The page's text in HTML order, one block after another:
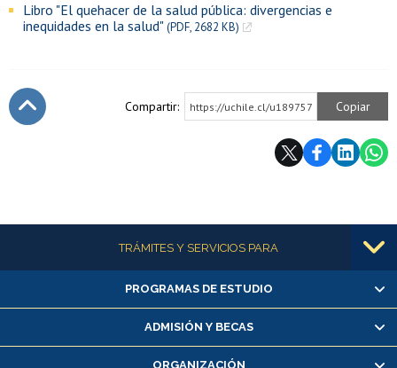
Libro "El quehacer de la salud pública: divergencias e
inequidades en la salud"(PDF, 2682 KB)
Compartir: https://uchile.cl/u189757 Copiar
Más informaciónTRÁMITES Y SERVICIOS PARA
Alumnas/os y exalumnas/os
Matrícula en línea
Inscripción y cambio de asignaturas
PROGRAMAS DE ESTUDIO
ADMISIÓN Y BECAS
ORGANIZACIÓN